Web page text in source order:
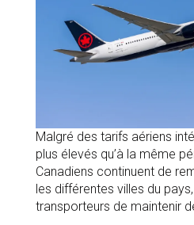
Malgré des tarifs aériens
plus élevés qu’à la même
Canadiens continuent de
les différentes villes du
transporteurs de maintenir